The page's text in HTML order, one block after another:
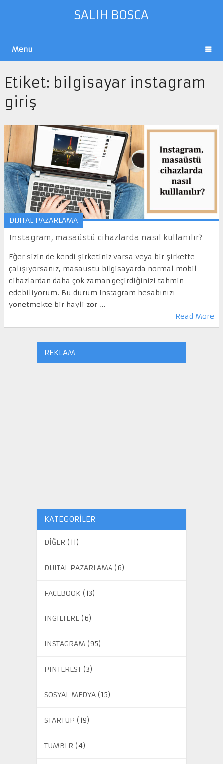
SALIH BOSCA
Menu
Etiket: bilgisayar instagram
giriş
DIJITAL PAZARLAMA
Instagram, masaüstü cihazlarda nasıl kullanılır?
Eğer sizin de kendi şirketiniz varsa veya bir şirkette
çalışıyorsanız, masaüstü bilgisayarda normal mobil
cihazlardan daha çok zaman geçirdiğinizi tahmin
edebiliyorum. Bu durum Instagram hesabınızı
yönetmekte bir hayli zor …
Read More
REKLAM
KATEGORILER
DİĞER (11)
DIJITAL PAZARLAMA(6)
FACEBOOK (13)
INGILTERE(6)
INSTAGRAM (95)
PINTEREST(3)
SOSYAL MEDYA(15)
STARTUP (19)
TUMBLR (4)